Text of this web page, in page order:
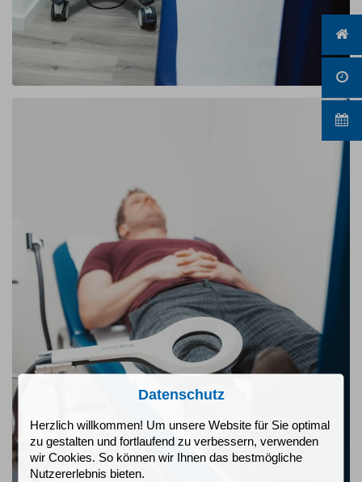
Datenschutz
Herzlich willkommen! Um unsere Website für Sie optimal
zu gestalten und fortlaufend zu verbessern, verwenden
wir Cookies. So können wir Ihnen das bestmögliche
Nutzererlebnis bieten.